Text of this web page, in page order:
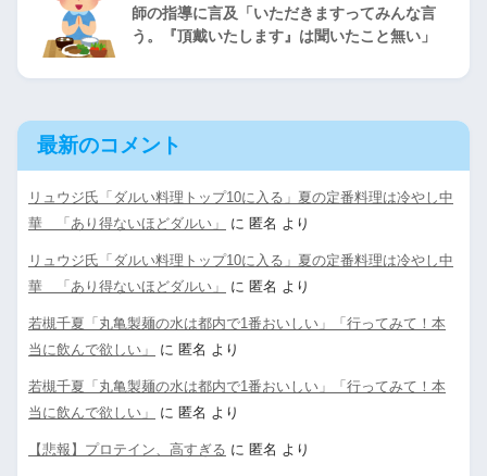
師の指導に言及「いただきますってみんな言
う。『頂戴いたします』は聞いたこと無い」
最新のコメント
リュウジ氏「ダルい料理トップ10に入る」夏の定番料理は冷やし中
華 「あり得ないほどダルい」
に 匿名 より
リュウジ氏「ダルい料理トップ10に入る」夏の定番料理は冷やし中
華 「あり得ないほどダルい」
に 匿名 より
若槻千夏「丸亀製麺の水は都内で1番おいしい」「行ってみて！本
当に飲んで欲しい」
に 匿名 より
若槻千夏「丸亀製麺の水は都内で1番おいしい」「行ってみて！本
当に飲んで欲しい」
に 匿名 より
【悲報】プロテイン、高すぎる に 匿名 より